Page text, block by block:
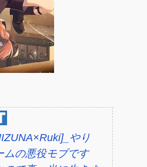
やり
ムの悪役モブです